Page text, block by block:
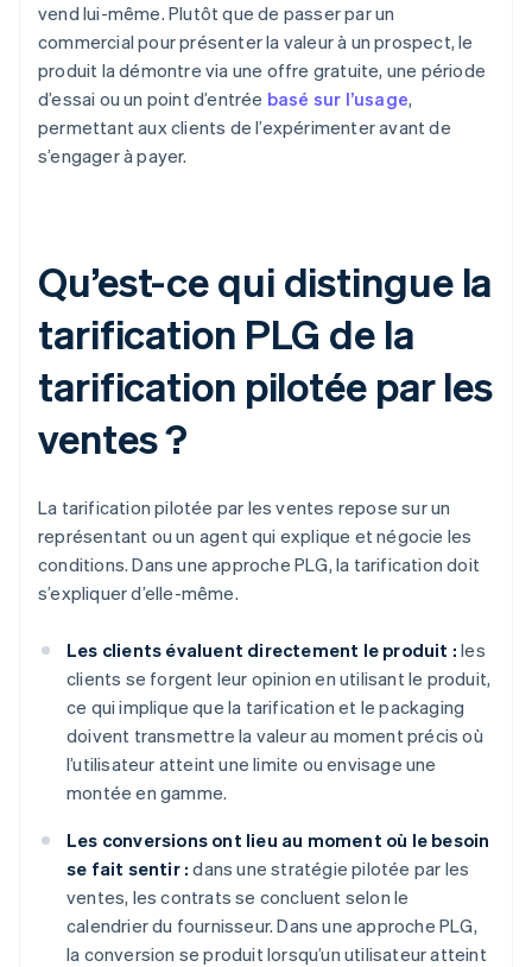
vend lui-même. Plutôt que de passer par un
commercial pour présenter la valeur à un prospect, le
produit la démontre via une offre gratuite, une période
d’essai ou un point d’entrée basé sur l’usage,
permettant aux clients de l’expérimenter avant de
s’engager à payer.
Qu’est-ce qui distingue la
tarification PLG de la
tarification pilotée par les
ventes ?
La tarification pilotée par les ventes repose sur un
représentant ou un agent qui explique et négocie les
conditions. Dans une approche PLG, la tarification doit
s’expliquer d’elle-même.
Les clients évaluent directement le produit : les
clients se forgent leur opinion en utilisant le produit,
ce qui implique que la tarification et le packaging
doivent transmettre la valeur au moment précis où
l’utilisateur atteint une limite ou envisage une
montée en gamme.
Les conversions ont lieu au moment où le besoin
se fait sentir : dans une stratégie pilotée par les
ventes, les contrats se concluent selon le
calendrier du fournisseur. Dans une approche PLG,
la conversion se produit lorsqu’un utilisateur atteint